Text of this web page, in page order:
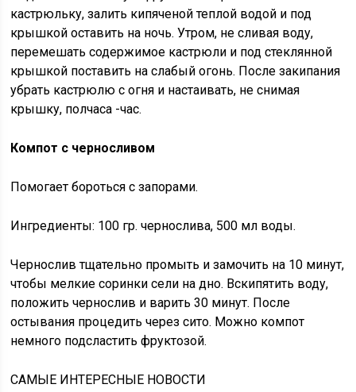
кастрюльку, залить кипяченой теплой водой и под
крышкой оставить на ночь. Утром, не сливая воду,
перемешать содержимое кастрюли и под стеклянной
крышкой поставить на слабый огонь. После закипания
убрать кастрюлю с огня и настаивать, не снимая
крышку, полчаса -час.
Компот с черносливом
Помогает бороться с запорами.
Ингредиенты: 100 гр. чернослива, 500 мл воды.
Чернослив тщательно промыть и замочить на 10 минут,
чтобы мелкие соринки сели на дно. Вскипятить воду,
положить чернослив и варить 30 минут. После
остывания процедить через сито. Можно компот
немного подсластить фруктозой.
САМЫЕ ИНТЕРЕСНЫЕ НОВОСТИ